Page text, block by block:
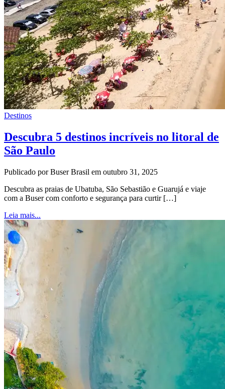
Destinos
Descubra 5 destinos incríveis no litoral de
São Paulo
Publicado por Buser Brasil em outubro 31, 2025
Descubra as praias de Ubatuba, São Sebastião e Guarujá e viaje
com a Buser com conforto e segurança para curtir […]
Leia mais...